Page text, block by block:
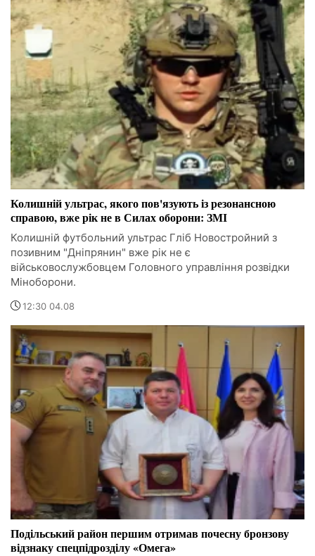
Колишній ультрас, якого пов'язують із резонансною
справою, вже рік не в Силах оборони: ЗМІ
Колишній футбольний ультрас Гліб Новостройний з
позивним "Дніпрянин" вже рік не є
військовослужбовцем Головного управління розвідки
Міноборони.
12:30 04.08
Подільський район першим отримав почесну бронзову
відзнаку спецпідрозділу «Омега»